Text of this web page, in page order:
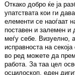
Откако добро ќе ја
упатствата кои ги
елементи се наоѓаат
поставен и залемен и
меѓу себе. Визуелно,
исправноста на
во ред можете да
работа. За таа цел
осцилоскоп, еден